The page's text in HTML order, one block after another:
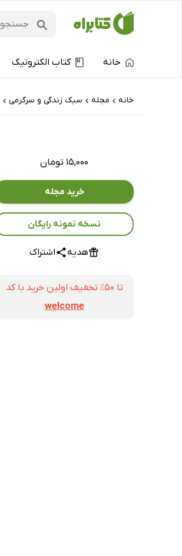
خانه کتاب الکترونیک
خانه › مجله › سبک زندگی و سرگرمی ›
۱۵,۰۰۰ تومان
خرید مجله
نسخه نمونه رایگان
هدیه اشتراک
تا ۵۰٪ تخفیف اولین خرید با کد
welcome